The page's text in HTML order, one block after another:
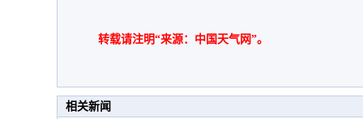
转载请注明“来源：中国天气网”。
相关新闻